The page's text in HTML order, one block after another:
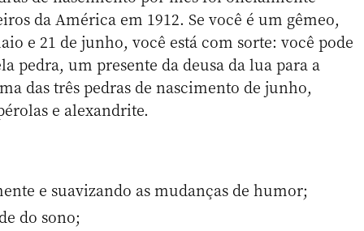
da América em 1912. Se você é um gêmeo,
e 21 de junho, você está com sorte: você pode
pedra, um presente da deusa da lua para a
das três pedras de nascimento de junho,
e alexandrite.
e suavizando as mudanças de humor;
do sono;